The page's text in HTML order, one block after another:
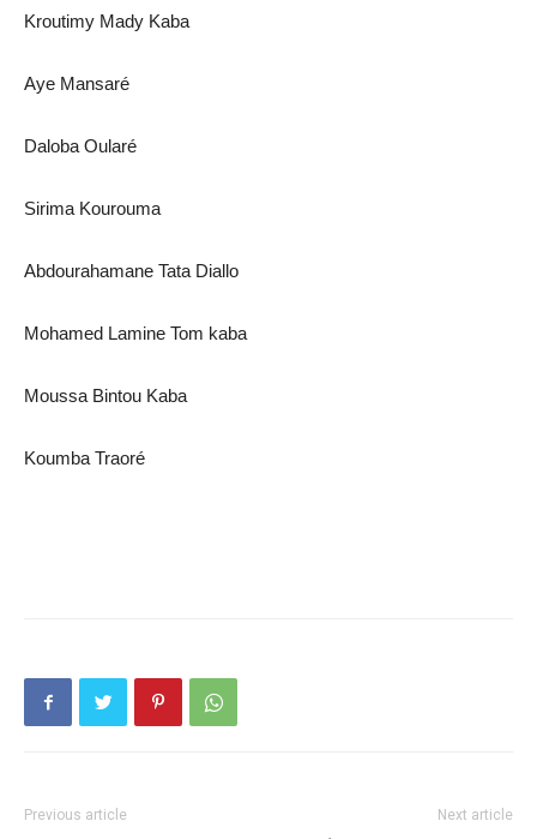
Kroutimy Mady Kaba
Aye Mansaré
Daloba Oularé
Sirima Kourouma
Abdourahamane Tata Diallo
Mohamed Lamine Tom kaba
Moussa Bintou Kaba
Koumba Traoré
Previous article Next article